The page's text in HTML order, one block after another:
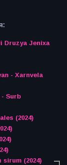
Druzya Jenixa
- Xarnvela
Surb
(2024)
(2024)